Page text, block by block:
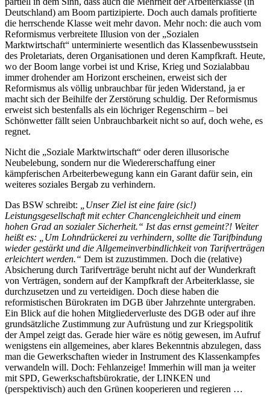
Deutschland) am Boom partizipierte. Doch auch damals profitierte
die herrschende Klasse weit mehr davon. Mehr noch: die auch vom
Reformismus verbreitete Illusion von der „Sozialen
Marktwirtschaft“ unterminierte wesentlich das Klassenbewusstsein
des Proletariats, deren Organisationen und deren Kampfkraft. Heute,
wo der Boom lange vorbei ist und Krise, Krieg und Sozialabbau
immer drohender am Horizont erscheinen, erweist sich der
Reformismus als völlig unbrauchbar für jeden Widerstand, ja er
macht sich der Beihilfe der Zerstörung schuldig. Der Reformismus
erweist sich bestenfalls als ein löchriger Regenschirm – bei
Schönwetter fällt seien Unbrauchbarkeit nicht so auf, doch wehe, es
regnet.
Nicht die „Soziale Marktwirtschaft“ oder deren illusorische
Neubelebung, sondern nur die Wiedererschaffung einer
kämpferischen Arbeiterbewegung kann ein Garant dafür sein, ein
weiteres soziales Bergab zu verhindern.
Das BSW schreibt:
„Unser Ziel ist eine faire (sic!)
Leistungsgesellschaft mit echter Chancengleichheit und einem
hohen Grad an sozialer Sicherheit.“ Ist das ernst gemeint?! Weiter
heißt es: „Um Lohndrückerei zu verhindern, sollte die Tarifbindung
wieder gestärkt und die Allgemeinverbindlichkeit von Tarifverträgen
erleichtert werden.“ Dem ist zuzustimmen. Doch die (relative)
Absicherung durch Tarifverträge beruht nicht auf der Wunderkraft
von Verträgen, sondern auf der Kampfkraft der Arbeiterklasse, sie
durchzusetzen und zu verteidigen. Doch diese haben die
reformistischen Bürokraten im DGB über Jahrzehnte untergraben.
Ein Blick auf die hohen Mitgliederverluste des DGB oder auf ihre
grundsätzliche Zustimmung zur Aufrüstung und zur Kriegspolitik
der Ampel zeigt das. Gerade hier wäre es nötig gewesen, im Aufruf
wenigstens ein allgemeines, aber klares Bekenntnis abzulegen, dass
man die Gewerkschaften wieder in Instrument des Klassenkampfes
verwandeln will. Doch: Fehlanzeige! Immerhin will man ja weiter
mit SPD, Gewerkschaftsbürokratie, der LINKEN und
(perspektivisch) auch den Grünen kooperieren und regieren …